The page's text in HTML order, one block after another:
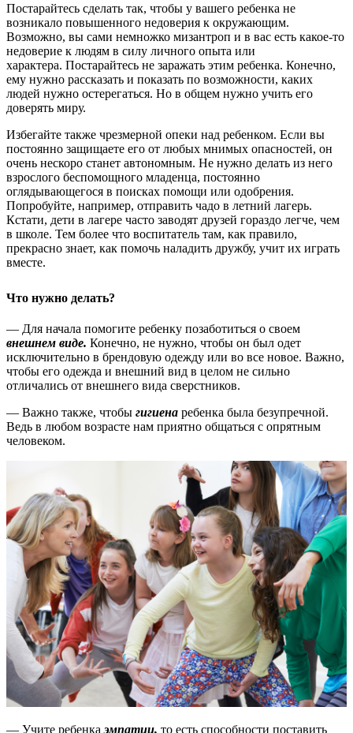
Постарайтесь сделать так, чтобы у вашего ребенка не
возникало повышенного недоверия к окружающим.
Возможно, вы сами немножко мизантроп и в вас есть какое-то
недоверие к людям в силу личного опыта или
характера. Постарайтесь не заражать этим ребенка. Конечно,
ему нужно рассказать и показать по возможности, каких
людей нужно остерегаться. Но в общем нужно учить его
доверять миру.
Избегайте также чрезмерной опеки над ребенком. Если вы
постоянно защищаете его от любых мнимых опасностей, он
очень нескоро станет автономным. Не нужно делать из него
взрослого беспомощного младенца, постоянно
оглядывающегося в поисках помощи или одобрения.
Попробуйте, например, отправить чадо в летний лагерь.
Кстати, дети в лагере часто заводят друзей гораздо легче, чем
в школе. Тем более что воспитатель там, как правило,
прекрасно знает, как помочь наладить дружбу, учит их играть
вместе.
Что нужно делать?
— Для начала помогите ребенку позаботиться о своем
внешнем виде. Конечно, не нужно, чтобы он был одет
исключительно в брендовую одежду или во все новое. Важно,
чтобы его одежда и внешний вид в целом не сильно
отличались от внешнего вида сверстников.
— Важно также, чтобы гигиена ребенка была безупречной.
Ведь в любом возрасте нам приятно общаться с опрятным
человеком.
— Учите ребенкаэмпатии, то есть способности поставить